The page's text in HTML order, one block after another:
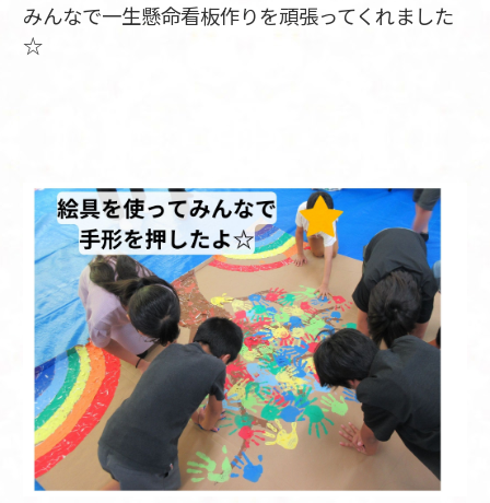
みんなで一生懸命看板作りを頑張ってくれました
☆